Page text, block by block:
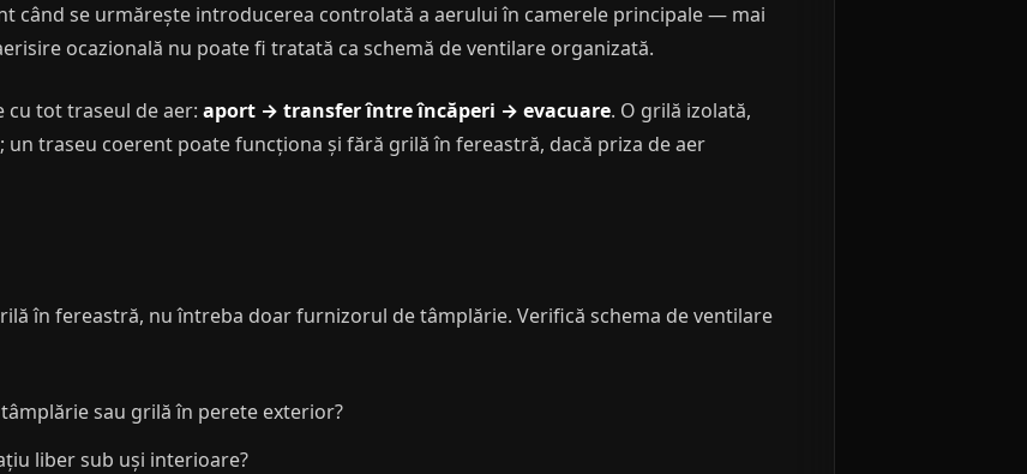
când se urmărește introducerea controlată a aerului în camerele principale — mai
ocazională nu poate fi tratată ca schemă de ventilare organizată.
cu tot traseul de aer: aport → transfer între încăperi → evacuare. O grilă izolată,
traseu coerent poate funcționa și fără grilă în fereastră, dacă priza de aer
în fereastră, nu întreba doar furnizorul de tâmplărie. Verifică schema de ventilare
sau grilă în perete exterior?
liber sub uși interioare?